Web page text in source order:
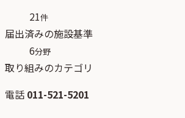
21件
届出済みの施設基準
6分野
取り組みのカテゴリ
電話 011-521-5201